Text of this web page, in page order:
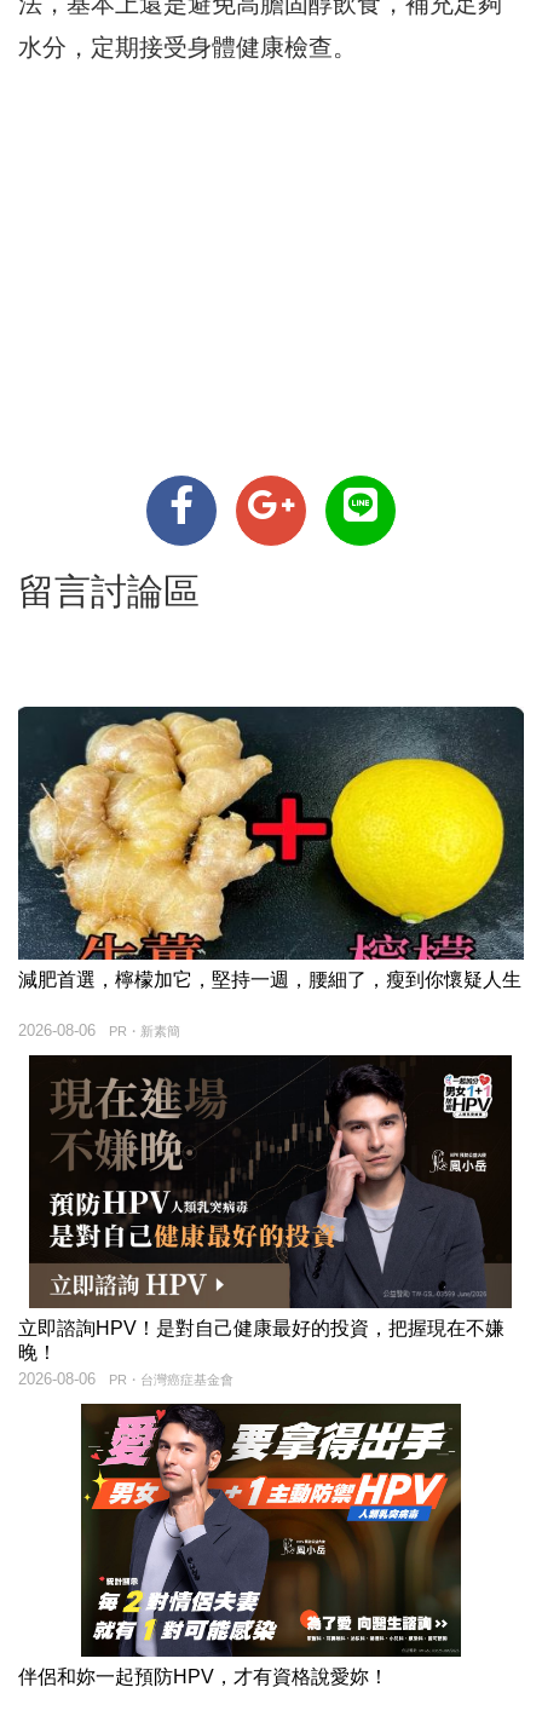
水分，定期接受身體健康檢查。
留言討論區
減肥首選，檸檬加它，堅持一週，腰細了，瘦到你懷疑人生
PR・新素簡
2026-08-06
立即諮詢HPV！是對自己健康最好的投資，把握現在不嫌
晚！
PR・台灣癌症基金會
2026-08-06
伴侶和妳一起預防HPV，才有資格說愛妳！